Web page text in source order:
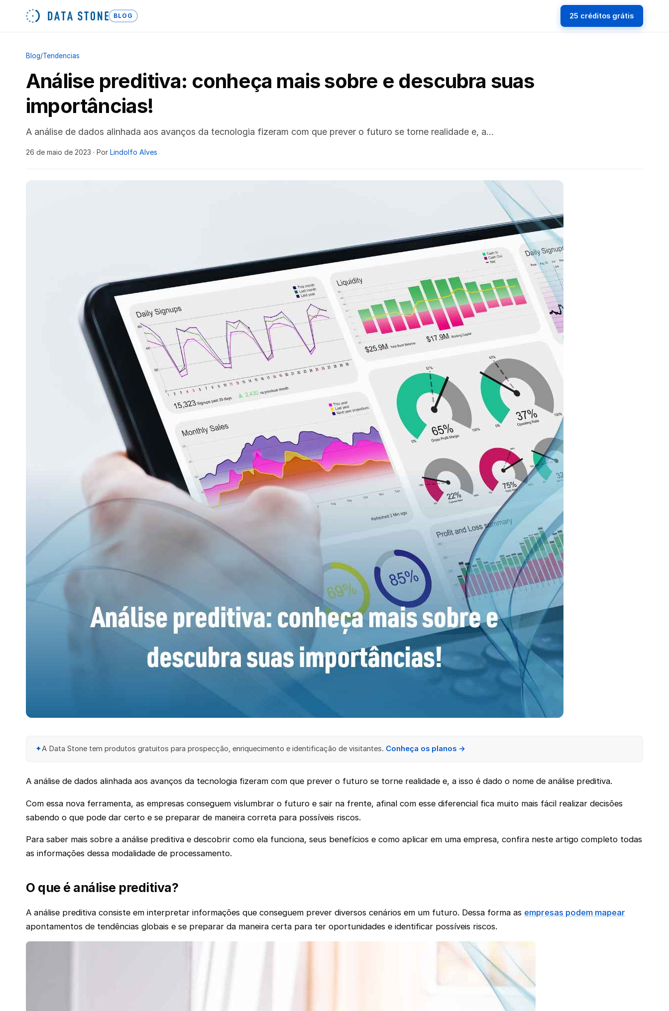
BLOG 25 créditos grátis
Blog/Tendencias
Análise preditiva: conheça mais sobre e descubra suas
importâncias!
A análise de dados alinhada aos avanços da tecnologia fizeram com que prever o futuro se torne realidade e, a…
26 de maio de 2023 · Por Lindolfo Alves
✦A Data Stone tem produtos gratuitos para prospecção, enriquecimento e identificação de visitantes. Conheça os planos →
A análise de dados alinhada aos avanços da tecnologia fizeram com que prever o futuro se torne realidade e, a isso é dado o nome de análise preditiva.
Com essa nova ferramenta, as empresas conseguem vislumbrar o futuro e sair na frente, afinal com esse diferencial fica muito mais fácil realizar decisões
sabendo o que pode dar certo e se preparar de maneira correta para possíveis riscos.
Para saber mais sobre a análise preditiva e descobrir como ela funciona, seus benefícios e como aplicar em uma empresa, confira neste artigo completo todas
as informações dessa modalidade de processamento.
O que é análise preditiva?
A análise preditiva consiste em interpretar informações que conseguem prever diversos cenários em um futuro. Dessa forma as empresas podem mapear
apontamentos de tendências globais e se preparar da maneira certa para ter oportunidades e identificar possíveis riscos.